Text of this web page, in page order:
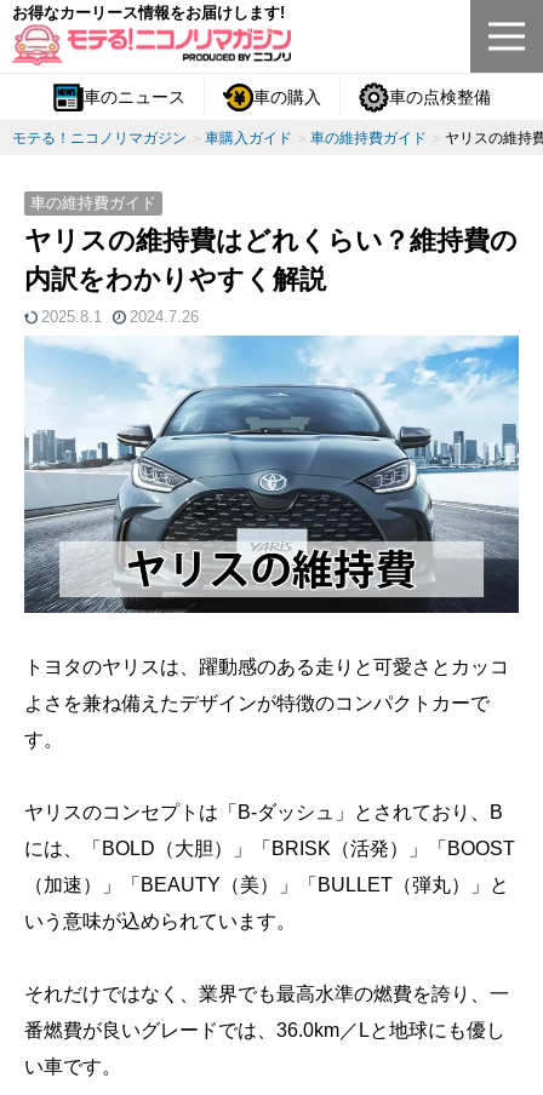
お得なカーリース情報をお届けします!
車のニュース 車の購入 車の点検整備
モテる！ニコノリマガジン 車購入ガイド 車の維持費ガイド ヤリスの維持
車の維持費ガイド
ヤリスの維持費はどれくらい？維持費の
内訳をわかりやすく解説
2025.8.1 2024.7.26
トヨタのヤリスは、躍動感のある走りと可愛さとカッコ
よさを兼ね備えたデザインが特徴のコンパクトカーで
す。
ヤリスのコンセプトは「B-ダッシュ」とされており、B
には、「BOLD（大胆）」「BRISK（活発）」「BOOST
（加速）」「BEAUTY（美）」「BULLET（弾丸）」と
いう意味が込められています。
それだけではなく、業界でも最高水準の燃費を誇り、一
番燃費が良いグレードでは、36.0km／Lと地球にも優し
い車です。